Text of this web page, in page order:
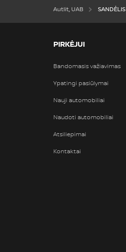
Autlit, UAB SANDĖLIS
PIRKĖJUI
Bandomasis važiavimas
Ypatingi pasiūlymai
Nauji automobiliai
Naudoti automobiliai
Atsiliepimai
Kontaktai